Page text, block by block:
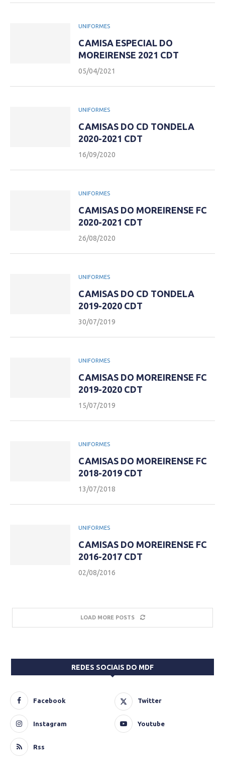
UNIFORMES
CAMISA ESPECIAL DO
MOREIRENSE 2021 CDT
05/04/2021
UNIFORMES
CAMISAS DO CD TONDELA
2020-2021 CDT
16/09/2020
UNIFORMES
CAMISAS DO MOREIRENSE FC
2020-2021 CDT
26/08/2020
UNIFORMES
CAMISAS DO CD TONDELA
2019-2020 CDT
30/07/2019
UNIFORMES
CAMISAS DO MOREIRENSE FC
2019-2020 CDT
15/07/2019
UNIFORMES
CAMISAS DO MOREIRENSE FC
2018-2019 CDT
13/07/2018
UNIFORMES
CAMISAS DO MOREIRENSE FC
2016-2017 CDT
02/08/2016
LOAD MORE POSTS
REDES SOCIAIS DO MDF
Facebook Twitter
Instagram Youtube
Rss